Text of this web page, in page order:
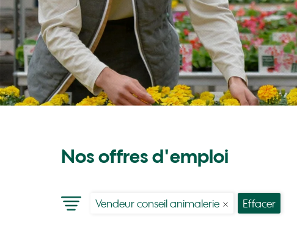
Nos offres d'emploi
Vendeur conseil animalerie Effacer